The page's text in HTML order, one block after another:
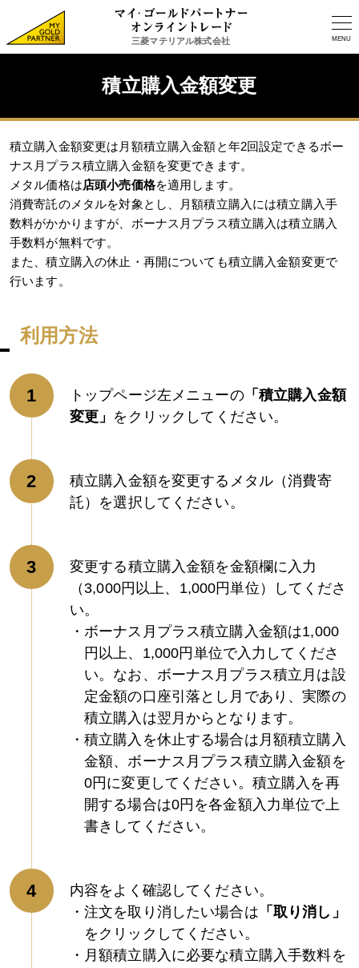
三菱マテリアル株式会社 MENU
積立購入金額変更
積立購入金額変更は月額積立購入金額と年2回設定できるボー
ナス月プラス積立購入金額を変更できます。
メタル価格は店頭小売価格を適用します。
消費寄託のメタルを対象とし、月額積立購入には積立購入手
数料がかかりますが、ボーナス月プラス積立購入は積立購入
手数料が無料です。
また、積立購入の休止・再開についても積立購入金額変更で
行います。
利用方法
トップページ左メニューの「積立購入金額
変更」 をクリックしてください。
積立購入金額を変更するメタル（消費寄
託）を選択してください。
変更する積立購入金額を金額欄に入力
（3,000円以上、1,000円単位）してくださ
い。
ボーナス月プラス積立購入金額は1,000
円以上、1,000円単位で入力してくださ
い。なお、ボーナス月プラス積立月は設
定金額の口座引落とし月であり、実際の
積立購入は翌月からとなります。
積立購入を休止する場合は月額積立購入
金額、ボーナス月プラス積立購入金額を
0円に変更してください。積立購入を再
開する場合は0円を各金額入力単位で上
書きしてください。
内容をよく確認してください。
注文を取り消したい場合は 「取り消し」
をクリックしてください。
月額積立購入に必要な積立購入手数料を